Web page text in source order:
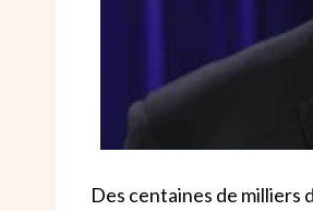
Des centaines de milliers